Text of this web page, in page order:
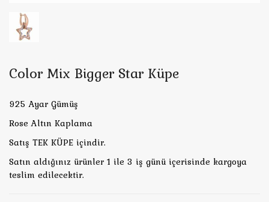
Color Mix Bigger Star Küpe
925 Ayar Gümüş
Rose Altın Kaplama
Satış TEK KÜPE içindir.
Satın aldığınız ürünler 1 ile 3 iş günü içerisinde kargoya
teslim edilecektir.